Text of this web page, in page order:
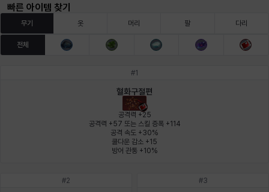
아야 아이솔 아이작 알렉스 알론소 얀
에키온 엘레나
유스티나 유키
빠른 아이템 찾기
무기 옷 머리 팔 다리
전체
#1
혈화구절편
공격력 +25
공격력 +57 또는 스킬 증폭 +114
공격 속도 +30%
쿨다운 감소 +15
방어 관통 +10%
#2 #3